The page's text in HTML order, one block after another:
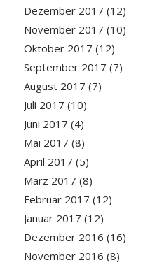
Dezember 2017 (12)
November 2017 (10)
Oktober 2017 (12)
September 2017 (7)
August 2017 (7)
Juli 2017 (10)
Juni 2017 (4)
Mai 2017 (8)
April 2017 (5)
März 2017 (8)
Februar 2017 (12)
Januar 2017 (12)
Dezember 2016 (16)
November 2016 (8)